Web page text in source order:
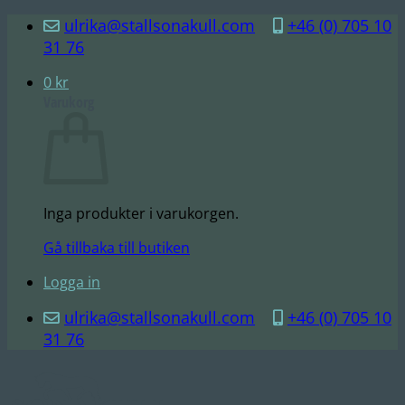
Skip
ulrika@stallsonakull.com
+46 (0) 705 10
31 76
0 kr
Inga produkter i varukorgen.
Gå tillbaka till butiken
Logga in
ulrika@stallsonakull.com
+46 (0) 705 10
31 76